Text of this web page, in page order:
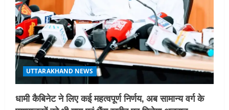
o
n
UTTARAKHAND NEWS
धामी कैबिनेट ने लिए कई महत्वपूर्ण निर्णय, अब सामान्य वर्ग के